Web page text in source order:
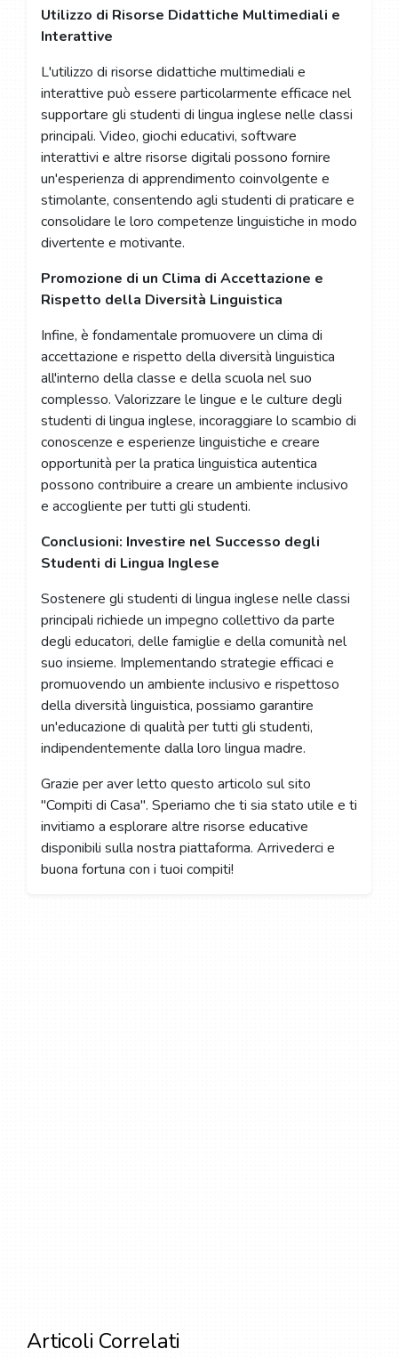
Utilizzo di Risorse Didattiche Multimediali e
Interattive
L'utilizzo di risorse didattiche multimediali e
interattive può essere particolarmente efficace nel
supportare gli studenti di lingua inglese nelle classi
principali. Video, giochi educativi, software
interattivi e altre risorse digitali possono fornire
un'esperienza di apprendimento coinvolgente e
stimolante, consentendo agli studenti di praticare e
consolidare le loro competenze linguistiche in modo
divertente e motivante.
Promozione di un Clima di Accettazione e
Rispetto della Diversità Linguistica
Infine, è fondamentale promuovere un clima di
accettazione e rispetto della diversità linguistica
all'interno della classe e della scuola nel suo
complesso. Valorizzare le lingue e le culture degli
studenti di lingua inglese, incoraggiare lo scambio di
conoscenze e esperienze linguistiche e creare
opportunità per la pratica linguistica autentica
possono contribuire a creare un ambiente inclusivo
e accogliente per tutti gli studenti.
Conclusioni: Investire nel Successo degli
Studenti di Lingua Inglese
Sostenere gli studenti di lingua inglese nelle classi
principali richiede un impegno collettivo da parte
degli educatori, delle famiglie e della comunità nel
suo insieme. Implementando strategie efficaci e
promuovendo un ambiente inclusivo e rispettoso
della diversità linguistica, possiamo garantire
un'educazione di qualità per tutti gli studenti,
indipendentemente dalla loro lingua madre.
Grazie per aver letto questo articolo sul sito
"Compiti di Casa". Speriamo che ti sia stato utile e ti
invitiamo a esplorare altre risorse educative
disponibili sulla nostra piattaforma. Arrivederci e
buona fortuna con i tuoi compiti!
Articoli Correlati